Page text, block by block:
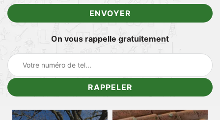
On vous rappelle gratuitement